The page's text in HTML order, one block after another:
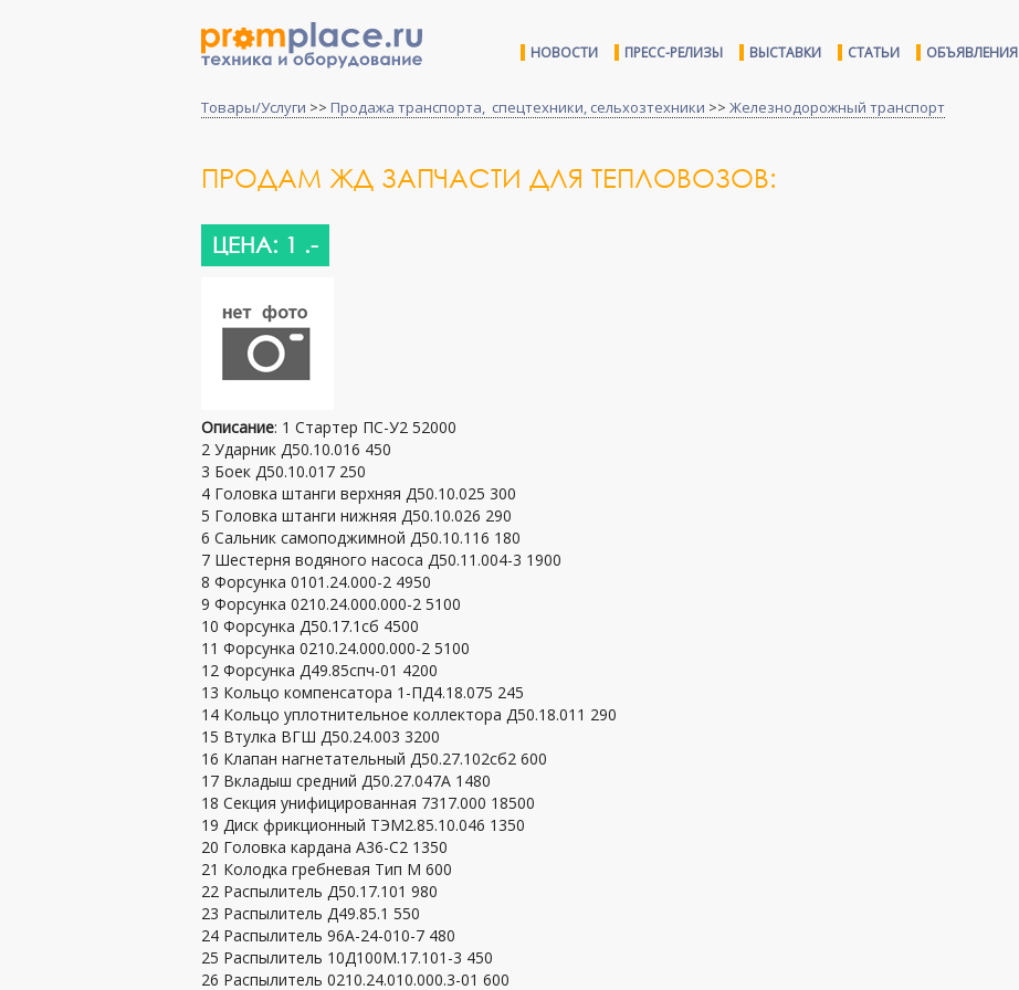
НОВОСТИ ПРЕСС-РЕЛИЗЫ ВЫСТАВКИ СТАТЬИ ОБЪЯВЛЕНИЯ
Товары/Услуги >> Продажа транспорта, спецтехники, сельхозтехники >> Железнодорожный транспорт
ПРОДАМ ЖД ЗАПЧАСТИ ДЛЯ ТЕПЛОВОЗОВ:
ЦЕНА: 1 .-
Описание: 1 Стартер ПС-У2 52000
2 Ударник Д50.10.016 450
3 Боек Д50.10.017 250
4 Головка штанги верхняя Д50.10.025 300
5 Головка штанги нижняя Д50.10.026 290
6 Сальник самоподжимной Д50.10.116 180
7 Шестерня водяного насоса Д50.11.004-3 1900
8 Форсунка 0101.24.000-2 4950
9 Форсунка 0210.24.000.000-2 5100
10 Форсунка Д50.17.1сб 4500
11 Форсунка 0210.24.000.000-2 5100
12 Форсунка Д49.85спч-01 4200
13 Кольцо компенсатора 1-ПД4.18.075 245
14 Кольцо уплотнительное коллектора Д50.18.011 290
15 Втулка ВГШ Д50.24.003 3200
16 Клапан нагнетательный Д50.27.102сб2 600
17 Вкладыш средний Д50.27.047А 1480
18 Секция унифицированная 7317.000 18500
19 Диск фрикционный ТЭМ2.85.10.046 1350
20 Головка кардана А36-С2 1350
21 Колодка гребневая Тип М 600
22 Распылитель Д50.17.101 980
23 Распылитель Д49.85.1 550
24 Распылитель 96А-24-010-7 480
25 Распылитель 10Д100М.17.101-3 450
26 Распылитель 0210.24.010.000.3-01 600